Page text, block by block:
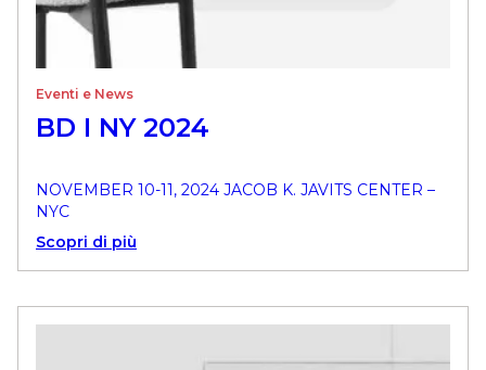
Eventi e News
BD I NY 2024
NOVEMBER 10-11, 2024 JACOB K. JAVITS CENTER –
NYC
Scopri di più